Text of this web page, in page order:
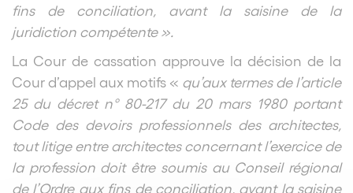
fins de conciliation, avant la saisine de la
juridiction compétente ».
La Cour de cassation approuve la décision de la
Cour d’appel aux motifs « qu’aux termes de l’article
25 du décret n° 80-217 du 20 mars 1980 portant
Code des devoirs professionnels des architectes,
tout litige entre architectes concernant l’exercice de
la profession doit être soumis au Conseil régional
de l’Ordre aux fins de conciliation, avant la saisine